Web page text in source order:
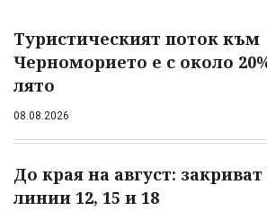
Туристическият поток към
Черноморието е с около
лято
08.08.2026
До края на август:
линии 12, 15 и 18